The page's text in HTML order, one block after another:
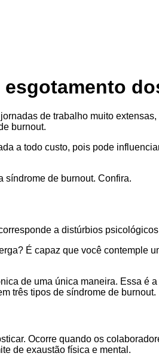
de trabalho muito
burnout.
a todo custo, pois pode
síndrome de burnout. Confira.
a distúrbios
É capaz que você contemple
de uma única maneira. Essa
três tipos de síndrome de burnout.
Ocorre quando os
de exaustão física e mental.